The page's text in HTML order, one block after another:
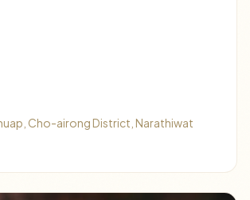
Cho-airong District, Narathiwat